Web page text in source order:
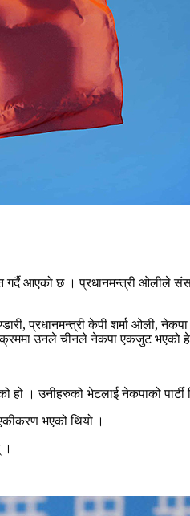
गर्दै आएको छ । प्रधानमन्त्री ओलीले
प्रधानमन्त्री केपी शर्मा ओली,
उनले चीनले नेकपा एकजुट भएको
हो । उनीहरुको भेटलाई नेकपाको
भएको थियो ।
।